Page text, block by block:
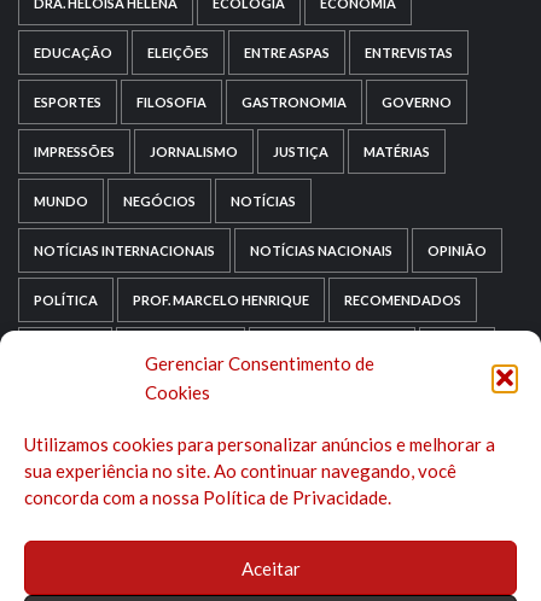
Gerenciar Consentimento de
Cookies
Utilizamos cookies para personalizar anúncios e melhorar a
sua experiência no site. Ao continuar navegando, você
concorda com a nossa Política de Privacidade.
Aceitar
EDUCAÇÃO ELEIÇÕES ENTRE ASPAS ENTREVISTAS
ESPORTES FILOSOFIA GASTRONOMIA GOVERNO
IMPRESSÕES JORNALISMO JUSTIÇA MATÉRIAS
MUNDO NEGÓCIOS NOTÍCIAS
NOTÍCIAS INTERNACIONAIS NOTÍCIAS NACIONAIS OPINIÃO
POLÍTICA PROF. MARCELO HENRIQUE RECOMENDADOS
SEM CATEGORIA
TECNOLOGIA TRIPADVISOR TURISMO